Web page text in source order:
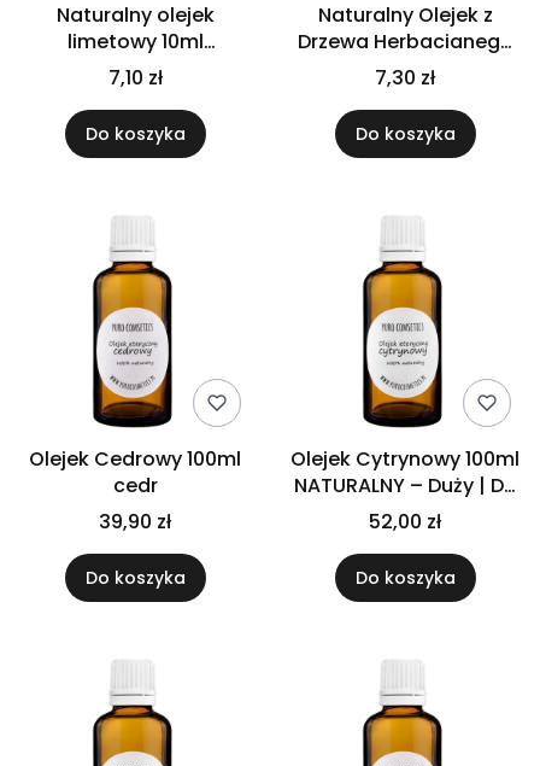
Naturalny olejek
limetowy 10ml
eteryczny czysty
limonka aromaterapia
relaks
7,10 zł
Do koszyka
Naturalny Olejek z
Drzewa Herbacianego
10ml – Trądzik, Infekcje,
Ph. Eur.
7,30 zł
Do koszyka
Olejek Cedrowy 100ml
cedr
39,90 zł
Do koszyka
Olejek Cytrynowy 100ml
NATURALNY – Duży | Do
Świec i Mydeł
52,00 zł
Do koszyka